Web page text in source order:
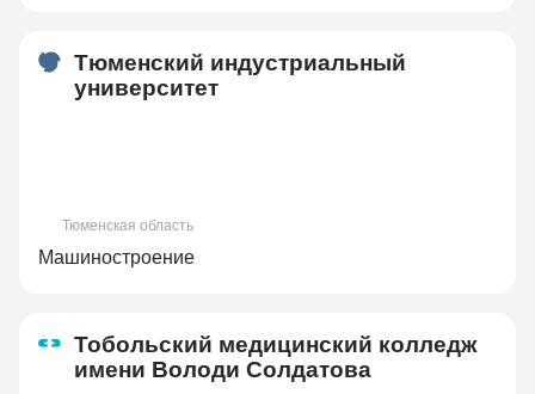
Тюменский индустриальный
университет
Тюменская область
Машиностроение
Тобольский медицинский колледж
имени Володи Солдатова